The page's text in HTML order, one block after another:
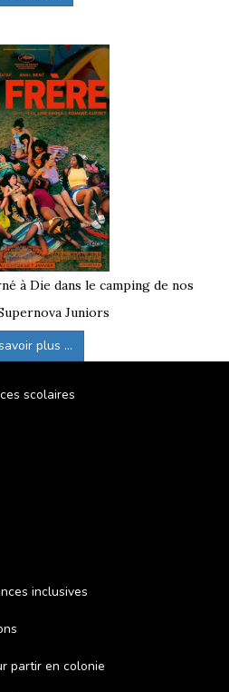
à Die dans le camping de nos
Juniors
plus ...
scolaires
inclusives
partir en colonie